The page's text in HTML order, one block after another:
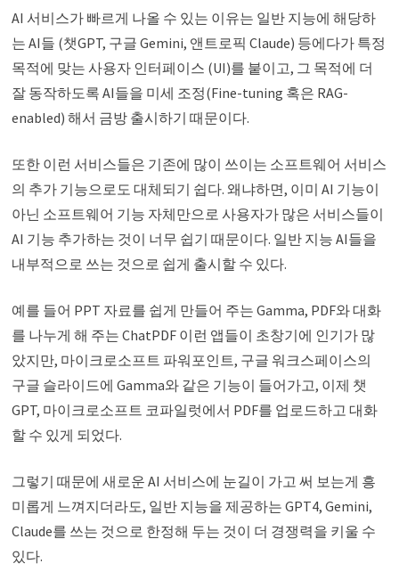
AI 서비스가 빠르게 나올 수 있는 이유는 일반 지능에 해당하
는 AI들 (챗GPT, 구글 Gemini, 앤트로픽 Claude) 등에다가 특정
목적에 맞는 사용자 인터페이스 (UI)를 붙이고, 그 목적에 더
잘 동작하도록 AI들을 미세 조정(Fine-tuning 혹은 RAG-
enabled) 해서 금방 출시하기 때문이다.
또한 이런 서비스들은 기존에 많이 쓰이는 소프트웨어 서비스
의 추가 기능으로도 대체되기 쉽다. 왜냐하면, 이미 AI 기능이
아닌 소프트웨어 기능 자체만으로 사용자가 많은 서비스들이
AI 기능 추가하는 것이 너무 쉽기 때문이다. 일반 지능 AI들을
내부적으로 쓰는 것으로 쉽게 출시할 수 있다.
예를 들어 PPT 자료를 쉽게 만들어 주는 Gamma, PDF와 대화
를 나누게 해 주는 ChatPDF 이런 앱들이 초창기에 인기가 많
았지만, 마이크로소프트 파워포인트, 구글 워크스페이스의
구글 슬라이드에 Gamma와 같은 기능이 들어가고, 이제 챗
GPT, 마이크로소프트 코파일럿에서 PDF를 업로드하고 대화
할 수 있게 되었다.
그렇기 때문에 새로운 AI 서비스에 눈길이 가고 써 보는게 흥
미롭게 느껴지더라도, 일반 지능을 제공하는 GPT4, Gemini,
Claude를 쓰는 것으로 한정해 두는 것이 더 경쟁력을 키울 수
있다.